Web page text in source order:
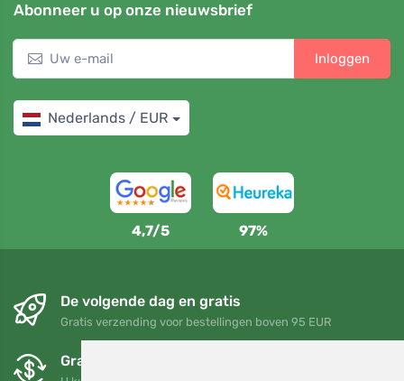
Abonneer u op onze nieuwsbrief
Inloggen
Nederlands / EUR
4,7/5 97%
De volgende dag en gratis
Gratis verzending voor bestellingen boven 95 EUR
Gratis ruilen en retourneren